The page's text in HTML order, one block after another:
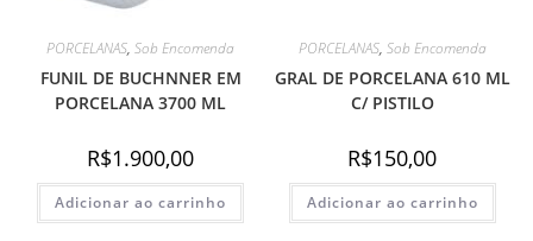
PORCELANAS,Sob Encomenda
FUNIL DE BUCHNNER EM
PORCELANA 3700 ML
R$1.900,00
Adicionar ao carrinho
PORCELANAS, Sob Encomenda
GRAL DE PORCELANA 610 ML
C/ PISTILO
R$150,00
Adicionar ao carrinho